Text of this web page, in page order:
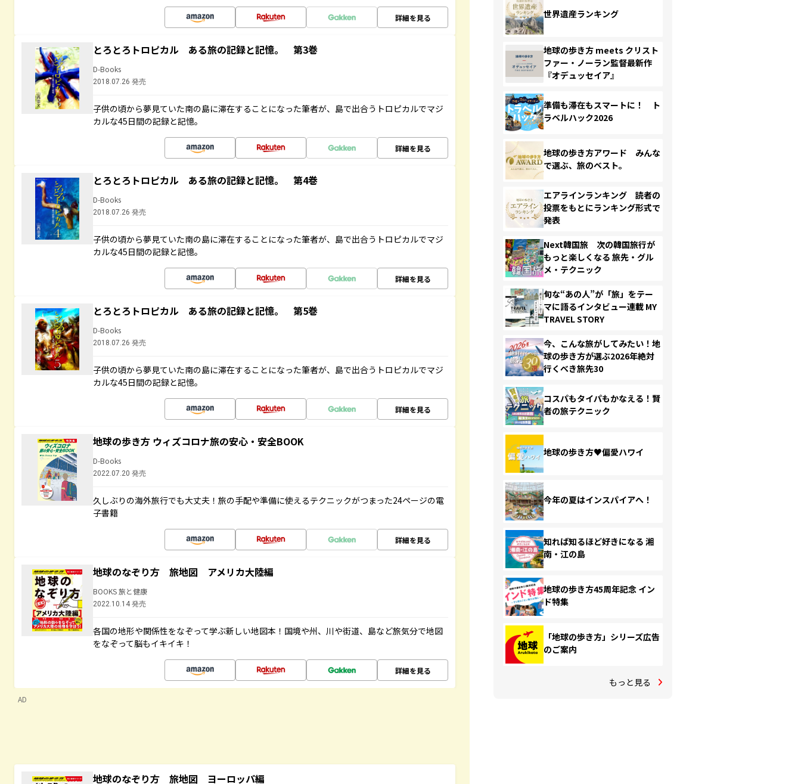
詳細を見る
とろとろトロピカル ある旅の記録と記憶。 第3巻
D-Books
2018.07.26 発売
子供の頃から夢見ていた南の島に滞在することになった筆者が、島で出合うトロピカルでマジ
カルな45日間の記録と記憶。
詳細を見る
とろとろトロピカル ある旅の記録と記憶。 第4巻
D-Books
2018.07.26 発売
子供の頃から夢見ていた南の島に滞在することになった筆者が、島で出合うトロピカルでマジ
カルな45日間の記録と記憶。
詳細を見る
とろとろトロピカル ある旅の記録と記憶。 第5巻
D-Books
2018.07.26 発売
子供の頃から夢見ていた南の島に滞在することになった筆者が、島で出合うトロピカルでマジ
カルな45日間の記録と記憶。
詳細を見る
地球の歩き方 ウィズコロナ旅の安心・安全BOOK
D-Books
2022.07.20 発売
久しぶりの海外旅行でも大丈夫！旅の手配や準備に使えるテクニックがつまった24ページの電
子書籍
詳細を見る
地球のなぞり方 旅地図 アメリカ大陸編
BOOKS 旅と健康
2022.10.14 発売
各国の地形や関係性をなぞって学ぶ新しい地図本！国境や州、川や街道、島など旅気分で地図
をなぞって脳もイキイキ！
詳細を見る
AD
地球のなぞり方 旅地図 ヨーロッパ編
世界遺産ランキング
地球の歩き方 meets クリスト
ファー・ノーラン監督最新作
『オデュッセイア』
準備も滞在もスマートに！ ト
ラベルハック2026
地球の歩き方アワード みんな
で選ぶ、旅のベスト。
エアラインランキング 読者の
投票をもとにランキング形式で
発表
Next韓国旅 次の韓国旅行が
もっと楽しくなる 旅先・グル
メ・テクニック
旬な“あの人”が「旅」をテー
マに語るインタビュー連載 MY
TRAVEL STORY
今、こんな旅がしてみたい！地
球の歩き方が選ぶ2026年絶対
行くべき旅先30
コスパもタイパもかなえる！賢
者の旅テクニック
地球の歩き方♥偏愛ハワイ
今年の夏はインスパイアへ！
知れば知るほど好きになる 湘
南・江の島
地球の歩き方45周年記念 イン
ド特集
「地球の歩き方」シリーズ広告
のご案内
もっと見る